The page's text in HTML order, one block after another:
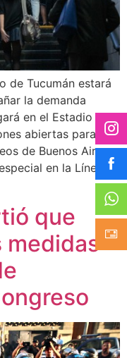
de Tucumán estará
la demanda
en el Estadio
abiertas para el
de Buenos Aires
en la Línea D
que